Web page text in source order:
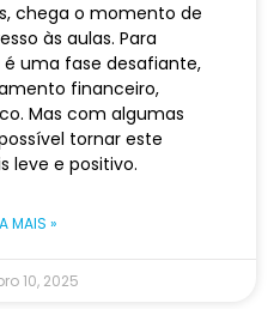
chega o momento de
às aulas. Para
uma fase desafiante,
financeiro,
Mas com algumas
tornar este
leve e positivo.
MAIS »
10, 2025